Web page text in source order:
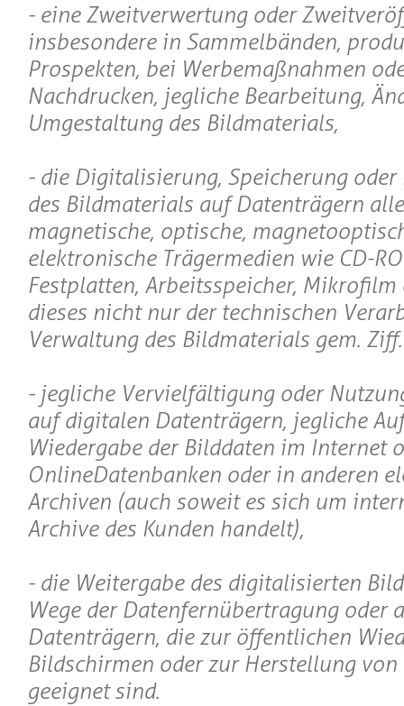
- eine Zweitverwertung oder
insbesondere in Sammelbänden,
Prospekten, bei Werbemaßnahmen
Nachdrucken, jegliche Bearbeitung,
Umgestaltung des Bildmaterials,
- die Digitalisierung, Speicherung
des Bildmaterials auf Datenträgern
magnetische, optische,
elektronische Trägermedien wie CD-
Festplatten, Arbeitsspeicher, Mikrofilm
dieses nicht nur der technischen
Verwaltung des Bildmaterials gem.
- jegliche Vervielfältigung oder
auf digitalen Datenträgern, jegliche
Wiedergabe der Bilddaten im Internet
OnlineDatenbanken oder in anderen
Archiven (auch soweit es sich um
Archive des Kunden handelt),
- die Weitergabe des digitalisierten
Wege der Datenfernübertragung oder
Datenträgern, die zur öffentlichen
Bildschirmen oder zur Herstellung von
geeignet sind.